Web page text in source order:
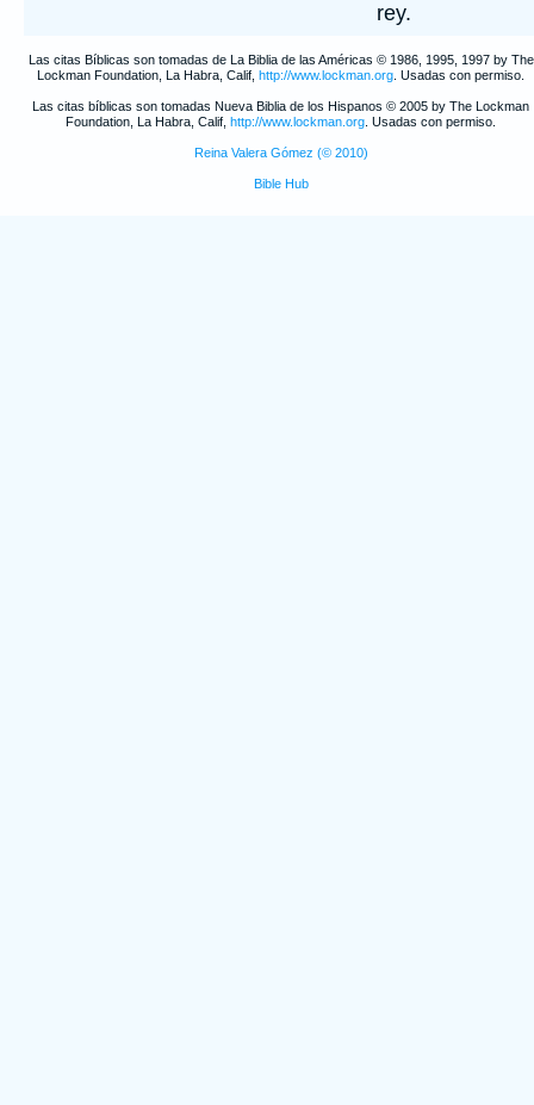
rey.
Las citas Bíblicas son tomadas de La Biblia de las Américas © 1986, 1995, 1997 by The
Lockman Foundation, La Habra, Calif, http://www.lockman.org . Usadas con permiso.
Las citas bíblicas son tomadas Nueva Biblia de los Hispanos © 2005 by The Lockman
Foundation, La Habra, Calif, http://www.lockman.org . Usadas con permiso.
Reina Valera Gómez (© 2010)
Bible Hub